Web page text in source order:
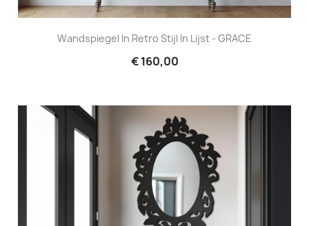
Wandspiegel In Retro Stijl In Lijst - GRACE
€ 160,00